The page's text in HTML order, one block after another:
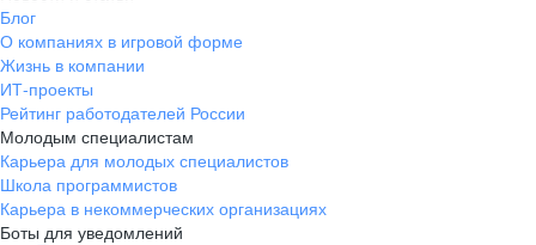
Блог
О компаниях в игровой форме
Жизнь в компании
ИТ-проекты
Рейтинг работодателей России
Молодым специалистам
Карьера для молодых специалистов
Школа программистов
Карьера в некоммерческих организациях
Боты для уведомлений